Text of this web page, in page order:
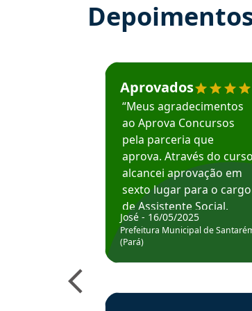
Estudante José recomenda o
Aprovados
“Meus agradecimentos
ao Aprova Concursos
pela parceria que
aprova. Através do curso
alcancei aprovação em
sexto lugar para o cargo
de Assistente Social.
Hoje estou atuando na
Prefeitura de Santarém.
José - 16/05/2025
Prefeitura Municipal de
(Pará)
Estudante Elais recomenda o